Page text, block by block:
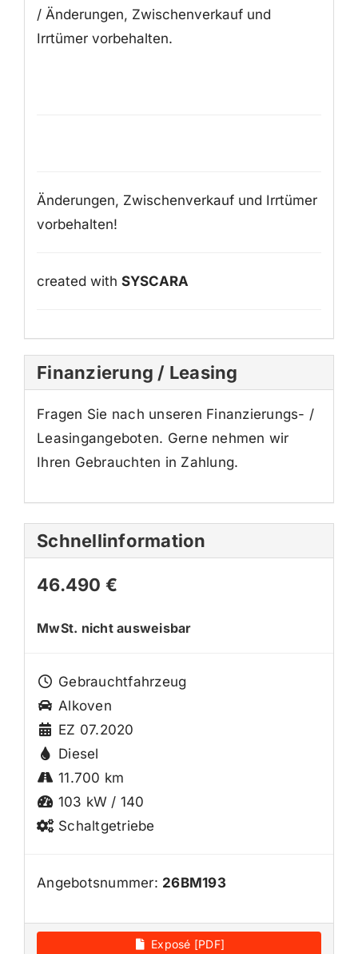
/ Änderungen, Zwischenverkauf und
Irrtümer vorbehalten.
Änderungen, Zwischenverkauf und Irrtümer
vorbehalten!
created with SYSCARA
Finanzierung / Leasing
Fragen Sie nach unseren Finanzierungs- /
Leasingangeboten. Gerne nehmen wir
Ihren Gebrauchten in Zahlung.
Schnellinformation
46.490 €
MwSt. nicht ausweisbar
Gebrauchtfahrzeug
Alkoven
EZ 07.2020
Diesel
11.700 km
103 kW / 140
Schaltgetriebe
Angebotsnummer: 26BM193
Exposé [PDF]